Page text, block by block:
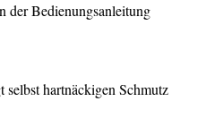
der Bedienungsanleitung
selbst hartnäckigen Schmutz